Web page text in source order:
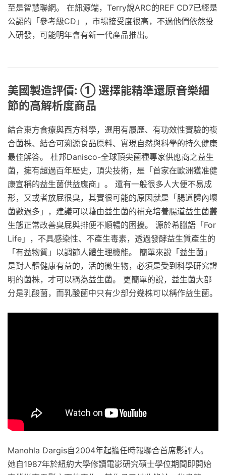
至是智慧聯網。 在訊源端，Terry說ARC的REF CD7已經是
公認的「參考級CD」，市場接受度很高，不過他們依然投
入研發，可能明年會有新一代產品推出。
美國製造評價: ① 選擇能精準還原音樂細
節的高解析度商品
結合東方食療與西方科學，選用有履歷、有功效性實驗的複
合菌株、結合可溯源食品原料、實現自然與科學的持久健康
最佳解答。 杜邦Danisco-全球頂尖菌種專家供應商之益生
菌，擁有超過百年歷史，頂尖技術，是「首家在歐洲獲准健
康宣稱的益生菌供益應商」。 還有一般很多人大便不易成
形，又或者放屁很臭，其實很可能的原因就是「腸道體內壞
菌數過多」，建議可以藉由益生菌的補充培養腸道益生菌叢
生態正常改善臭屁與排便不順暢的困擾。 源於希臘語「For
Life」，不具感染性、不產生毒素，透過發酵益生質產生的
「有益物質」以調節人體生理機能。 簡單來說「益生菌」
是對人體健康有益的，活的微生物，必須是受到科學研究證
明的菌株，才可以稱為益生菌。 更簡單的說，益生菌大部
分是乳酸菌，而乳酸菌中只有少部分幾株可以稱作益生菌。
Manohla Dargis自2004年起擔任時報聯合首席影評人。
她自1987年於紐約大學修讀電影研究碩士學位期間即開始